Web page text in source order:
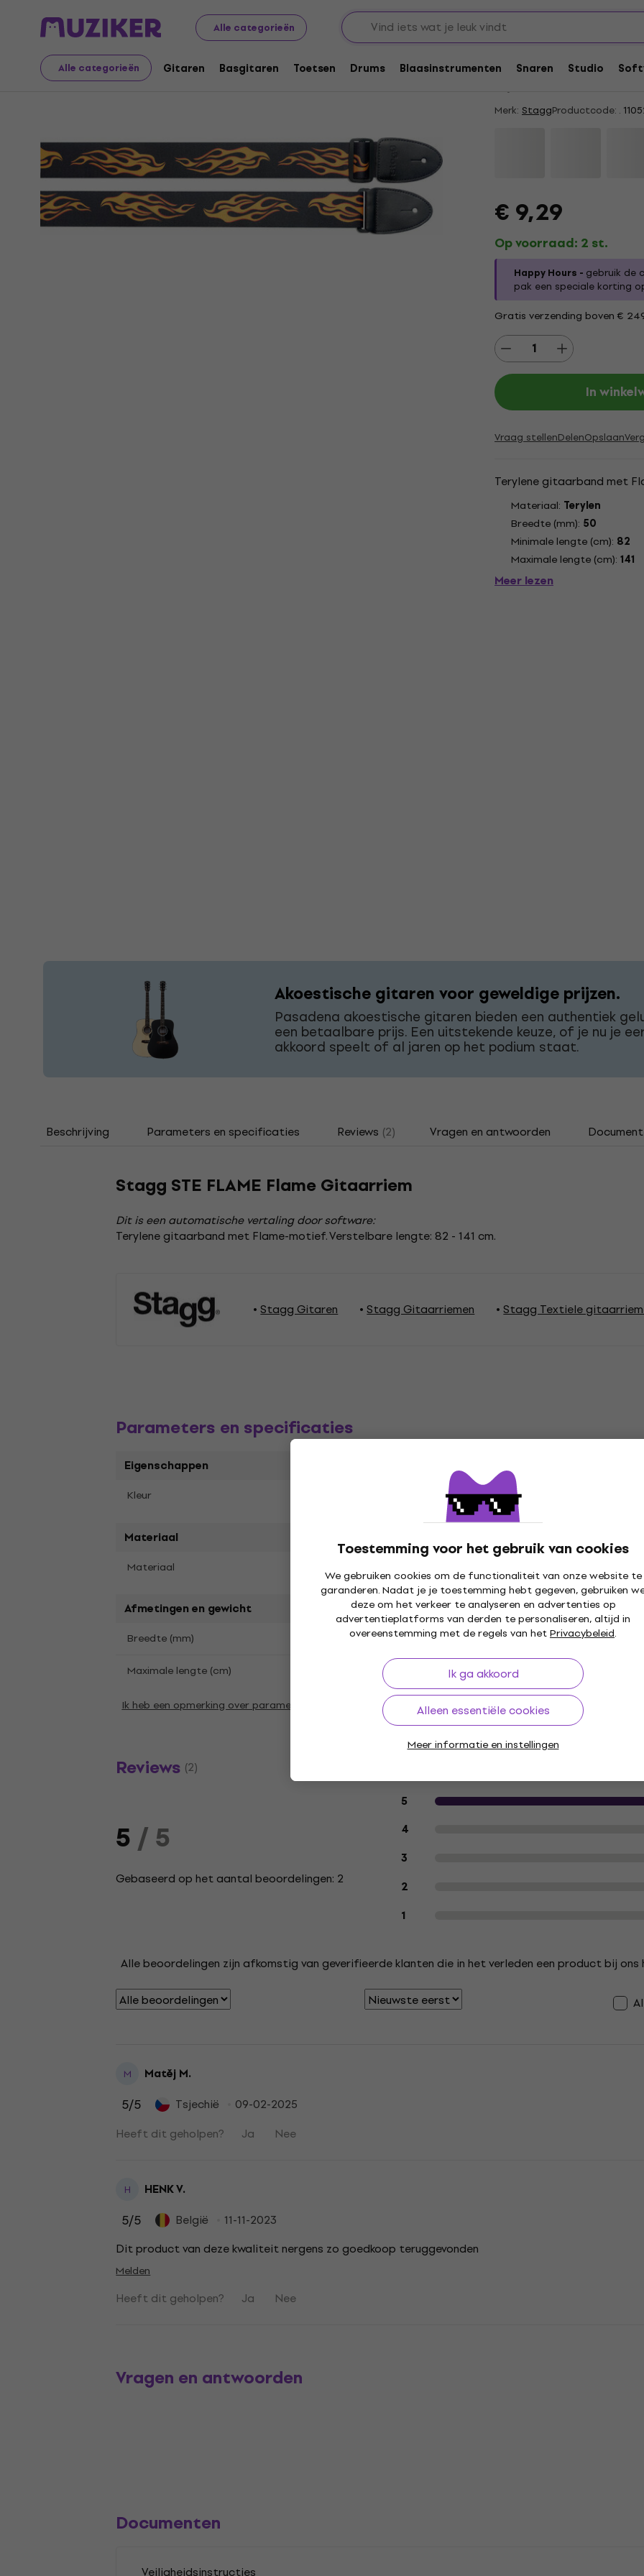
Alle categorieën
Alle categorieën Gitaren Basgitaren Toetsen Drums Blaasinstrumenten Snaren Studio
Toestemming voor het gebruik van cookies
We gebruiken cookies om de functionaliteit van onze website te
garanderen. Nadat je je toestemming hebt gegeven, gebruiken
deze om het verkeer te analyseren en advertenties op
advertentieplatforms van derden te personaliseren, altijd in
overeenstemming met de regels van hetPrivacybeleid.
Ik ga akkoord
Alleen essentiële cookies
Meer informatie en instellingen
Muziekinstrumenten Gitaren Gitaarriemen
Textiele gitaarriemen
HAPPY HOUR
Stagg STE FLAME
Merk: StaggProductcode: .
€ 9,29
Op voorraad: 2 st.
Happy Hours - gebruik de
pak een speciale korting
Gratis verzending boven €
In
Vraag stellenDelenOpslaan
Terylene gitaarband met
Materiaal: Terylen
Breedte (mm): 50
Minimale lengte (cm): 82
Maximale lengte (cm): 141
Meer lezen
Akoestische gitaren voor geweldige prijzen.
Pasadena akoestische gitaren bieden een authentiek
een betaalbare prijs. Een uitstekende keuze, of je nu je
akkoord speelt of al jaren op het podium staat.
Beschrijving Parameters en specificaties Reviews (2) Vragen en antwoorden
Stagg STE FLAME Flame Gitaarriem
Dit is een automatische vertaling door software:
Terylene gitaarband met Flame-motief. Verstelbare lengte: 82 - 141 cm.
Stagg Gitaren Stagg Gitaarriemen Stagg Textiele
Parameters en specificaties
Eigenschappen
Kleur Kleur volgens fabrikant
Materiaal
Materiaal
Afmetingen en gewicht
Breedte (mm) Minimale lengte (cm)
Maximale lengte (cm)
Ik heb een opmerking over parameters
Reviews (2)
5/ 5
Gebaseerd op het aantal beoordelingen: 2
Klantbeoordelingen van het
5
4
3
2
1
Alle beoordelingen zijn afkomstig van geverifieerde klanten die in het verleden een product bij ons
M Matěj M.
5/5 Tsjechië
09-02-2025
Heeft dit geholpen?
Ja Nee
H HENK V.
5/5 België
11-11-2023
Dit product van deze kwaliteit nergens zo goedkoop teruggevonden
Melden
Heeft dit geholpen? Ja Nee
Vragen en antwoorden
Documenten
Veiligheidsinstructies